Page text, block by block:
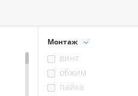
Монтаж
винт
обжим
пайка